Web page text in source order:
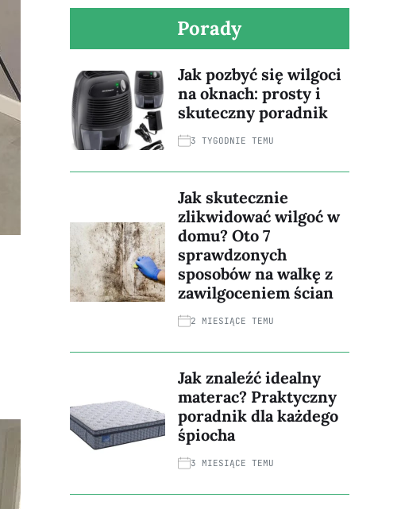
Porady
Jak pozbyć się wilgoci
na oknach: prosty i
skuteczny poradnik
3 TYGODNIE TEMU
Jak skutecznie
zlikwidować wilgoć w
domu? Oto 7
sprawdzonych
sposobów na walkę z
zawilgoceniem ścian
2 MIESIĄCE TEMU
Jak znaleźć idealny
materac? Praktyczny
poradnik dla każdego
śpiocha
3 MIESIĄCE TEMU